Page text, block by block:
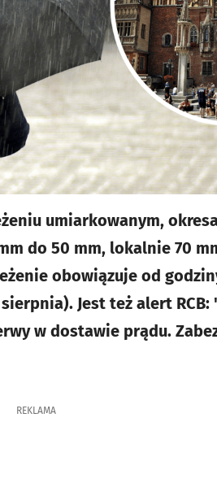
umiarkowanym,
do 50 mm, lokalnie 70
obowiązuje od
Jest też alert RCB:
w dostawie prądu.
REKLAMA